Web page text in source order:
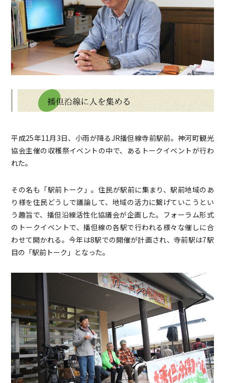
平成25年11月3日、小雨が降るJR播但線寺前駅前。神河町観光
協会主催の収穫祭イベントの中で、あるトークイベントが行わ
れた。
その名も「駅前トーク」。住民が駅前に集まり、駅前地域のあ
り様を住民どうしで議論して、地域の活力に繋げていこうとい
う趣旨で、播但沿線活性化協議会が企画した。フォーラム形式
のトークイベントで、播但線の各駅で行われる様々な催しに合
わせて開かれる。今年は8駅での開催が計画され、寺前駅は7駅
目の「駅前トーク」となった。